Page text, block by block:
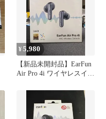
¥5,980
【新品未開封品】EarFun
Air Pro 4i ワイヤレスイヤ